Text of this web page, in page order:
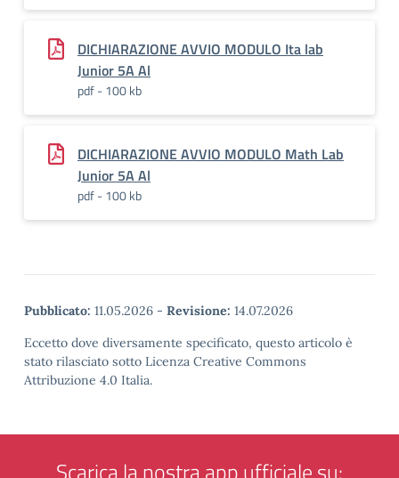
DICHIARAZIONE AVVIO MODULO Ita lab
Junior 5A Al
pdf - 100 kb
DICHIARAZIONE AVVIO MODULO Math Lab
Junior 5A Al
pdf - 100 kb
Pubblicato: 11.05.2026 - Revisione: 14.07.2026
Eccetto dove diversamente specificato, questo articolo è
stato rilasciato sotto Licenza Creative Commons
Attribuzione 4.0 Italia.